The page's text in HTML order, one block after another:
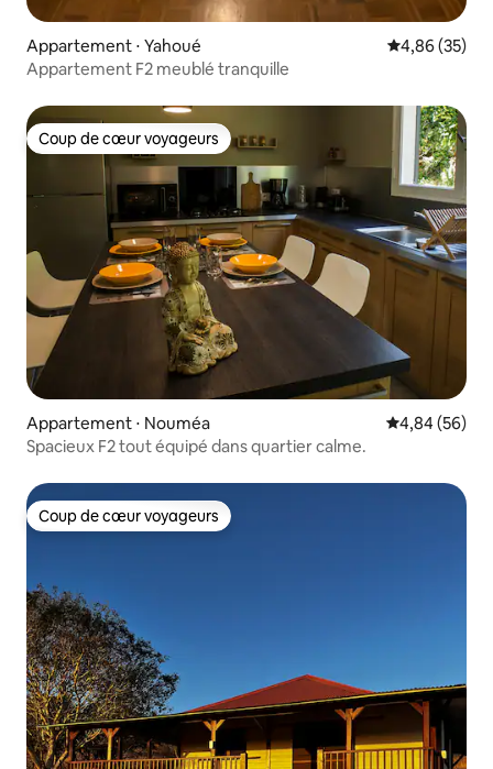
Appartement ⋅ Yahoué Évaluation
4,86 (35)
Appartement F2 meublé tranquille
Coup de cœur voyageurs
Coup de cœur voyageurs
Appartement ⋅ Nouméa Évaluation
4,84 (56)
Spacieux F2 tout équipé dans quartier calme.
Coup de cœur voyageurs
Coup de cœur voyageurs